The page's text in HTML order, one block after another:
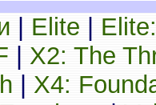
Elite
X2: The
X4: